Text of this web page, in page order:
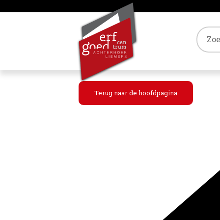
Terug naar de hoofdpagina